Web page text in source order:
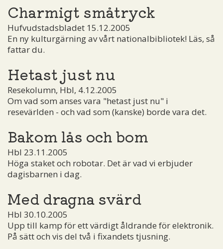
Charmigt småtryck
Hufvudstadsbladet 15.12.2005
En ny kulturgärning av vårt nationalbibliotek! Läs, så
fattar du.
Hetast just nu
Resekolumn, Hbl, 4.12.2005
Om vad som anses vara "hetast just nu" i
resevärlden - och vad som (kanske) borde vara det.
Bakom lås och bom
Hbl 23.11.2005
Höga staket och robotar. Det är vad vi erbjuder
dagisbarnen i dag.
Med dragna svärd
Hbl 30.10.2005
Upp till kamp för ett värdigt åldrande för elektronik.
På sätt och vis del två i fixandets tjusning.